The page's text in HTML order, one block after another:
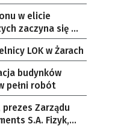
w elicie
zaczyna się w
LOK w Żarach
budynków
pełni robót
Zarządu
S.A. Fizyk,